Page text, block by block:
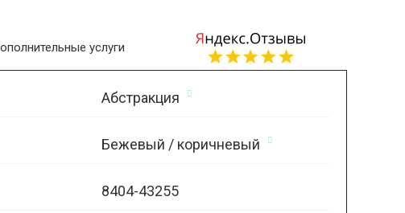
Абстракция
Бежевый / коричневый
8404-43255
услуги